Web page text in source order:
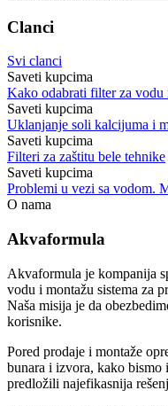
Clanci
Svi clanci
Saveti kupcima
Kako odabrati filter za vodu
Saveti kupcima
Uklanjanje soli kalcijuma i
Saveti kupcima
Filteri za zaštitu bele tehnike
Saveti kupcima
Problemi u vezi sa vodom.
O nama
Akvaformula
Akvaformula je kompanija
vodu i montažu sistema za
Naša misija je da
korisnike.
Pored prodaje i montaže
bunara i izvora, kako
predložili najefikasnija